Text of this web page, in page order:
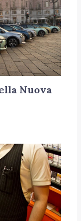
Nuova